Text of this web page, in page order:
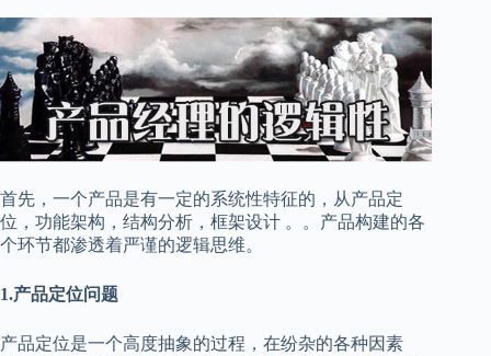
首先，一个产品是有一定的系统性特征的，从产品定
位，功能架构，结构分析，框架设计 。。产品构建的各
个环节都渗透着严谨的逻辑思维。
1.产品定位问题
产品定位是一个高度抽象的过程，在纷杂的各种因素